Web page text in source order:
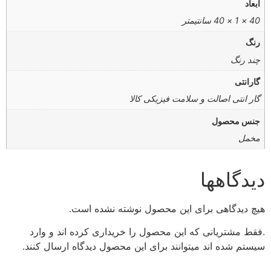
ابعاد
40 × 1 × 40 سانتیمتر
رنگ
چند رنگ
گارانتی
گار انتی اصالت و سلامت فیزیکی کالا
جنس محصول
مخمل
دیدگاهها
هیچ دیدگاهی برای این محصول نوشته نشده است.
.فقط مشتریانی که این محصول را خریداری کرده اند و وارد
سیستم شده اند میتوانند برای این محصول دیدگاه ارسال کنند.